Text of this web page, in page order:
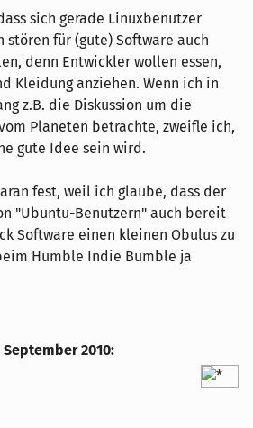
sich gerade Linuxbenutzer
für (gute) Software auch
denn Entwickler wollen essen,
Kleidung anziehen. Wenn ich in
z.B. die Diskussion um die
Planeten betrachte, zweifle ich,
gute Idee sein wird.
fest, weil ich glaube, dass der
"Ubuntu-Benutzern" auch bereit
Software einen kleinen Obulus zu
Humble Indie Bumble ja
2010: